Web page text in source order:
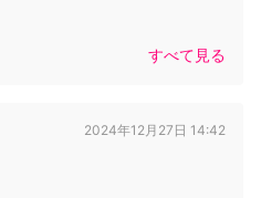
すべて見る
2024年12月27日 14:42